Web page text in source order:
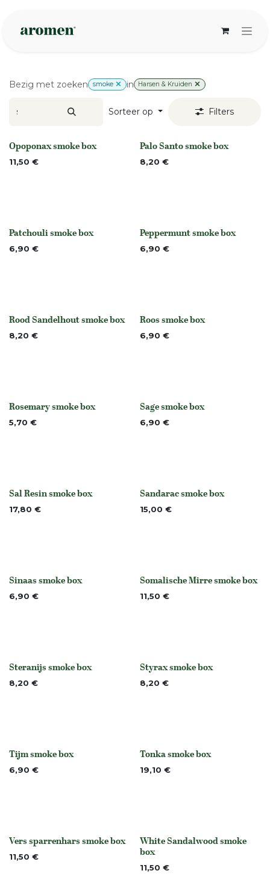
Bezig met zoeken smoke in Harsen & Kruiden
Sorteer op Filters
None
Opoponax smoke box
11,50 € Niet op voorraad
Palo Santo smoke box
8,20 €
None
Patchouli smoke box
6,90 € None
Peppermunt smoke box
6,90 €
None
Rood Sandelhout smoke box
8,20 € None
Roos smoke box
6,90 €
None
Rosemary smoke box
5,70 € None
Sage smoke box
6,90 €
None
Sal Resin smoke box
17,80 € None
Sandarac smoke box
15,00 €
None
Sinaas smoke box
6,90 € None
Somalische Mirre smoke box
11,50 €
None
Steranijs smoke box
8,20 € None
Styrax smoke box
8,20 €
None
Tijm smoke box
6,90 € None
Tonka smoke box
19,10 €
None
Vers sparrenhars smoke box
11,50 € None
White Sandalwood smoke
box
11,50 €